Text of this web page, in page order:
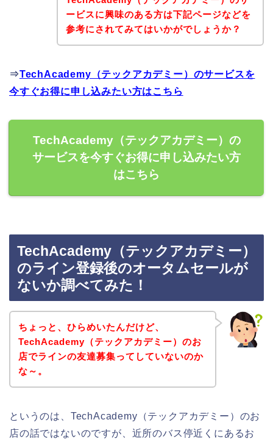
ービスに興味のある方は下記ページなどを
参考にされてみてはいかがでしょうか？
⇒TechAcademy（テックアカデミー）のサービスを
今すぐお得に申し込みたい方はこちら
TechAcademy（テックアカデミー）の
サービスを今すぐお得に申し込みたい方
はこちら
TechAcademy（テックアカデミー）
のライン登録後のオータムセールが
ないか調べてみた！
ちょっと、ひらめいたんだけど、
TechAcademy（テックアカデミー）のお
店でラインの友達募集ってしていないのか
な～。
というのは、TechAcademy（テックアカデミー）のお
店の話ではないのですが、近所のバス停近くにあるお